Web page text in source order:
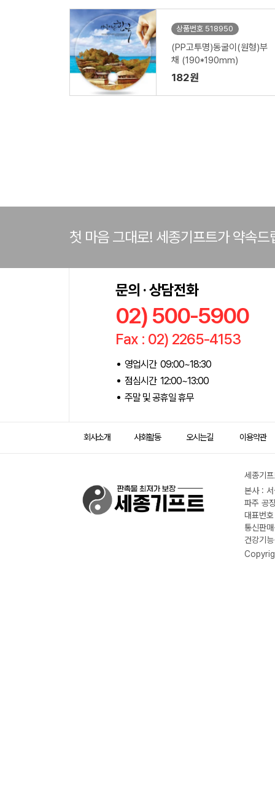
상품번호 518950
(PP고투명)동굴이(원형)부
채 (190*190mm)
182원
첫 마음 그대로! 세종기프트가 약속드
문의 · 상담전화
02) 500-5900
Fax : 02) 2265-4153
영업시간 09:00~18:30
점심시간 12:00~13:00
주말 및 공휴일 휴무
회사소개 사회활동 오시는길 이용약관
세종기
본사 :
파주 공
대표번
통신판
건강기